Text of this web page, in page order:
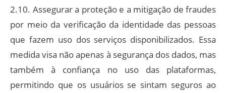
2.10. Assegurar a proteção e a mitigação de fraudes
por meio da verificação da identidade das pessoas
que fazem uso dos serviços disponibilizados. Essa
medida visa não apenas à segurança dos dados, mas
também à confiança no uso das plataformas,
permitindo que os usuários se sintam seguros ao